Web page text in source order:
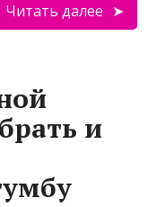
Читать далее
и